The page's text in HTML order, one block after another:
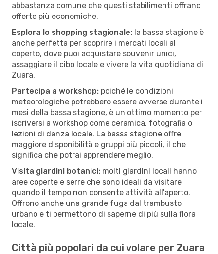
abbastanza comune che questi stabilimenti offrano
offerte più economiche.
Esplora lo shopping stagionale: la bassa stagione è
anche perfetta per scoprire i mercati locali al
coperto, dove puoi acquistare souvenir unici,
assaggiare il cibo locale e vivere la vita quotidiana di
Zuara.
Partecipa a workshop: poiché le condizioni
meteorologiche potrebbero essere avverse durante i
mesi della bassa stagione, è un ottimo momento per
iscriversi a workshop come ceramica, fotografia o
lezioni di danza locale. La bassa stagione offre
maggiore disponibilità e gruppi più piccoli, il che
significa che potrai apprendere meglio.
Visita giardini botanici: molti giardini locali hanno
aree coperte e serre che sono ideali da visitare
quando il tempo non consente attività all'aperto.
Offrono anche una grande fuga dal trambusto
urbano e ti permettono di saperne di più sulla flora
locale.
Città più popolari da cui volare per Zuara